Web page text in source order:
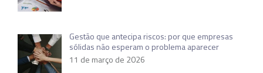
Gestão que antecipa riscos: por que empresas
sólidas não esperam o problema aparecer
11 de março de 2026